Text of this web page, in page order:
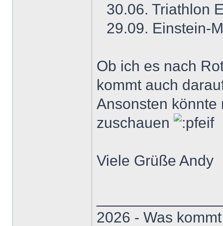
30.06. Triathlon
29.09. Einstein-
Ob ich es nach
kommt auch
Ansonsten könnte
zuschauen
Viele Grüße Andy
2026 - Was